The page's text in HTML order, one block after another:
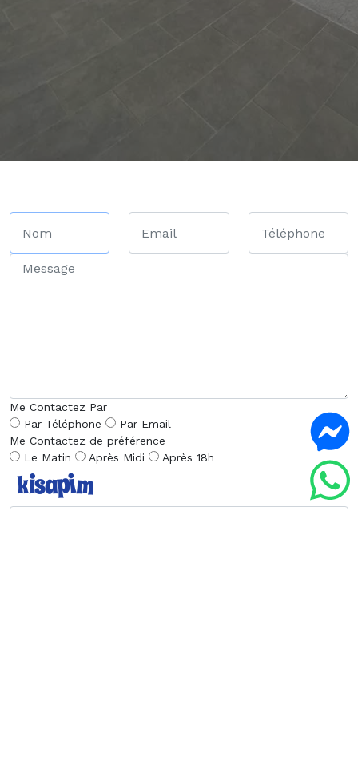
Me Contactez Par
Par Téléphone
Par Email
Me Contactez de préférence
Le Matin
Après Midi Après 18h